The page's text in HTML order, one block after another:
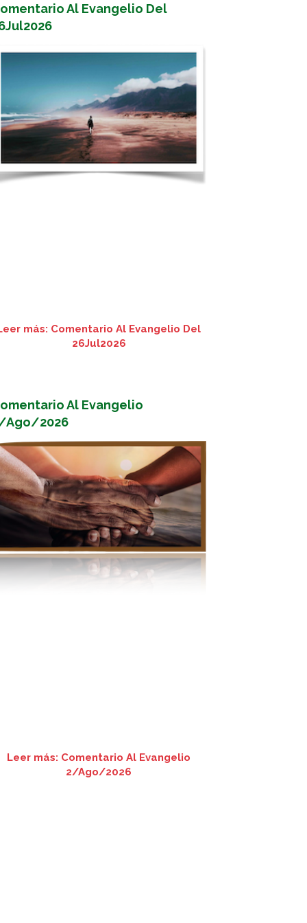
Al Evangelio Del
más: Comentario Al Evangelio Del
26Jul2026
Al Evangelio
Ago/2026
Leer más: Comentario Al Evangelio
2/Ago/2026